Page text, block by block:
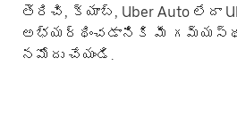
తెరిచి, క్యాబ్, Uber Auto లేదా
అభ్యర్థించడానికి మీ
నమోదు చేయండి.